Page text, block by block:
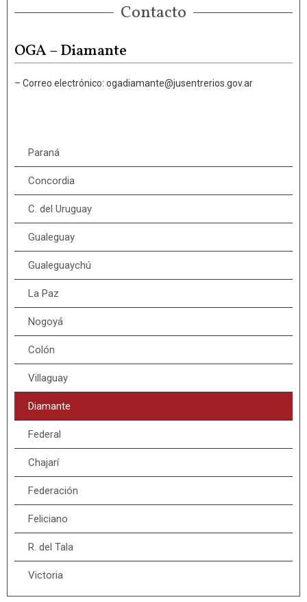
Contacto
OGA – Diamante
– Correo electrónico: ogadiamante@jusentrerios.gov.ar
Paraná
Concordia
C. del Uruguay
Gualeguay
Gualeguaychú
La Paz
Nogoyá
Colón
Villaguay
Diamante
Federal
Chajarí
Federación
Feliciano
R. del Tala
Victoria